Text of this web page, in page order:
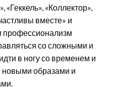
«Геккель», «Коллектор»,
вместе» и
профессионализм
со сложными и
в ногу со временем и
новыми образами и